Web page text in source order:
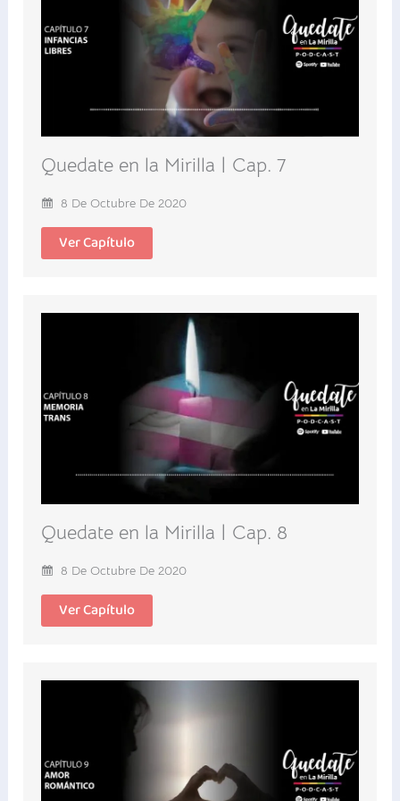
Quedate en la Mirilla | Cap. 7
8 De Octubre De 2020
Ver Capítulo
Quedate en la Mirilla | Cap. 8
8 De Octubre De 2020
Ver Capítulo